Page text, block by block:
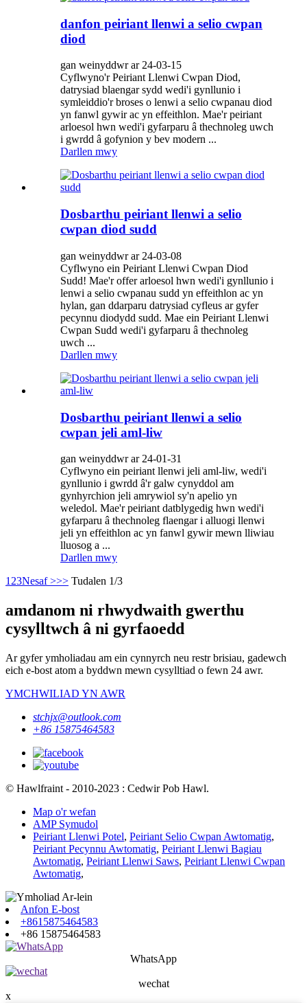
danfon peiriant llenwi a selio cwpan
diod
gan weinyddwr ar 24-03-15
Cyflwyno'r Peiriant Llenwi Cwpan Diod,
datrysiad blaengar sydd wedi'i gynllunio i
symleiddio'r broses o lenwi a selio cwpanau diod
yn fanwl gywir ac yn effeithlon. Mae'r peiriant
arloesol hwn wedi'i gyfarparu â thechnoleg uwch
i gwrdd â gofynion y bev modern ...
Darllen mwy
Dosbarthu peiriant llenwi a selio
cwpan diod sudd
gan weinyddwr ar 24-03-08
Cyflwyno ein Peiriant Llenwi Cwpan Diod
Sudd! Mae'r offer arloesol hwn wedi'i gynllunio i
lenwi a selio cwpanau sudd yn effeithlon ac yn
hylan, gan ddarparu datrysiad cyfleus ar gyfer
pecynnu diodydd sudd. Mae ein Peiriant Llenwi
Cwpan Sudd wedi'i gyfarparu â thechnoleg
uwch ...
Darllen mwy
Dosbarthu peiriant llenwi a selio
cwpan jeli aml-liw
gan weinyddwr ar 24-01-31
Cyflwyno ein peiriant llenwi jeli aml-liw, wedi'i
gynllunio i gwrdd â'r galw cynyddol am
gynhyrchion jeli amrywiol sy'n apelio yn
weledol. Mae'r peiriant datblygedig hwn wedi'i
gyfarparu â thechnoleg flaengar i alluogi llenwi
jeli yn effeithlon ac yn fanwl gywir mewn lliwiau
lluosog a ...
Darllen mwy
1 23Nesaf >>> Tudalen 1/3
amdanom ni rhwydwaith gwerthu
cysylltwch â ni gyrfaoedd
Ar gyfer ymholiadau am ein cynnyrch neu restr brisiau, gadewch
eich e-bost atom a byddwn mewn cysylltiad o fewn 24 awr.
YMCHWILIAD YN AWR
stchjx@outlook.com
+86 15875464583
© Hawlfraint - 2010-2023 : Cedwir Pob Hawl.
Map o'r wefan
AMP Symudol
Peiriant Llenwi Potel, Peiriant Selio Cwpan Awtomatig,
Peiriant Pecynnu Awtomatig, Peiriant Llenwi Bagiau
Awtomatig, Peiriant Llenwi Saws, Peiriant Llenwi Cwpan
Awtomatig,
Anfon E-bost
+8615875464583
+86 15875464583
WhatsApp
wechat
x